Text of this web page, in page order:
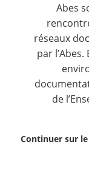
Abes
réseaux
par
de
Continuer sur